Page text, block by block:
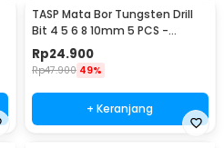
TASP Mata Bor Tungsten Drill
Bit 4 5 6 8 10mm 5 PCS -
MGDK002
Rp24.900
Rp47.900 49%
+ Keranjang